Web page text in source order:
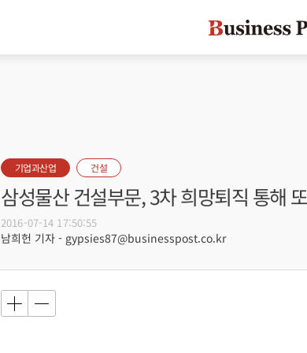
기업과산업 건설
삼성물산 건설부문, 3차 희망퇴직 통해
2016-07-14 17:50:55
남희헌 기자 - gypsies87@businesspost.co.kr